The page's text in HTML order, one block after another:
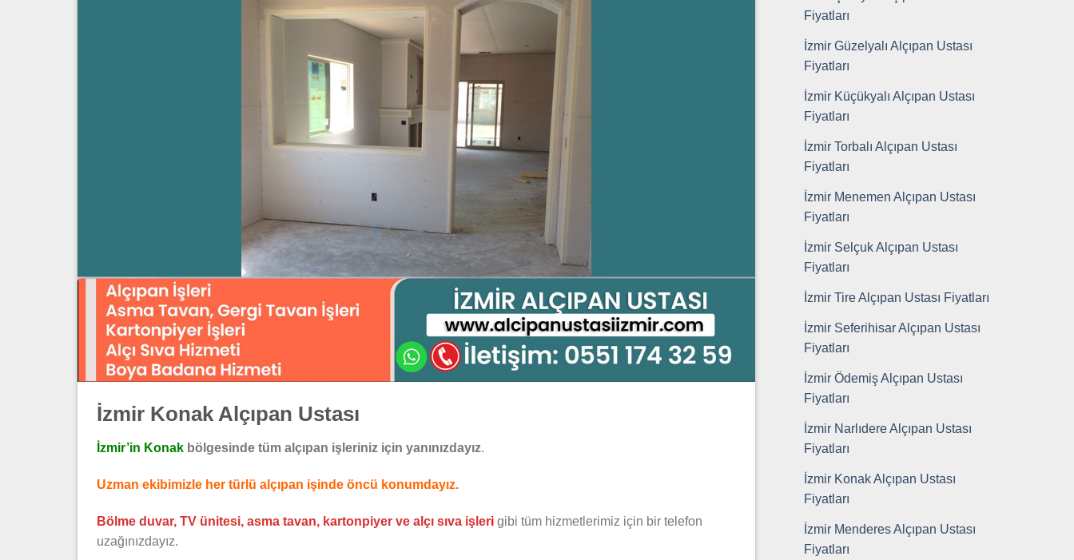
İzmir Konak Alçıpan Ustası
İzmir’in Konak bölgesinde tüm alçıpan işleriniz için yanınızdayız.
Uzman ekibimizle her türlü alçıpan işinde öncü konumdayız.
Bölme duvar, TV ünitesi, asma tavan, kartonpiyer ve alçı sıva işleri gibi tüm hizmetlerimiz için bir telefon
uzağınızdayız.
Fiyatları
İzmir Güzelyalı Alçıpan Ustası
Fiyatları
İzmir Küçükyalı Alçıpan Ustası
Fiyatları
İzmir Torbalı Alçıpan Ustası
Fiyatları
İzmir Menemen Alçıpan Ustası
Fiyatları
İzmir Selçuk Alçıpan Ustası
Fiyatları
İzmir Tire Alçıpan Ustası Fiyatları
İzmir Seferihisar Alçıpan Ustası
Fiyatları
İzmir Ödemiş Alçıpan Ustası
Fiyatları
İzmir Narlıdere Alçıpan Ustası
Fiyatları
İzmir Konak Alçıpan Ustası
Fiyatları
İzmir Menderes Alçıpan Ustası
Fiyatları